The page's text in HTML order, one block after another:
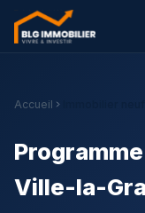
Accueil
Ville-la-